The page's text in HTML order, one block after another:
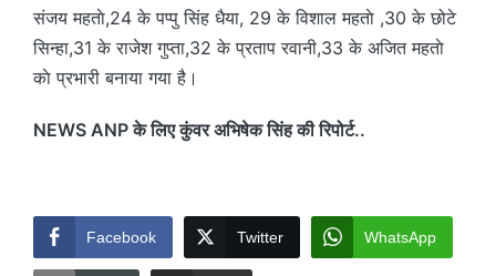
संजय महताे,24 के पप्पु सिंह धैया, 29 के विशाल महताे ,30 के छोटे
सिन्हा,31 के राजेश गुप्ता,32 के प्रताप रवानी,33 के अजित महताे
काे प्रभारी बनाया गया है।
NEWS ANP के लिए कुंवर अभिषेक सिंह की रिपोर्ट..
Facebook Twitter WhatsApp